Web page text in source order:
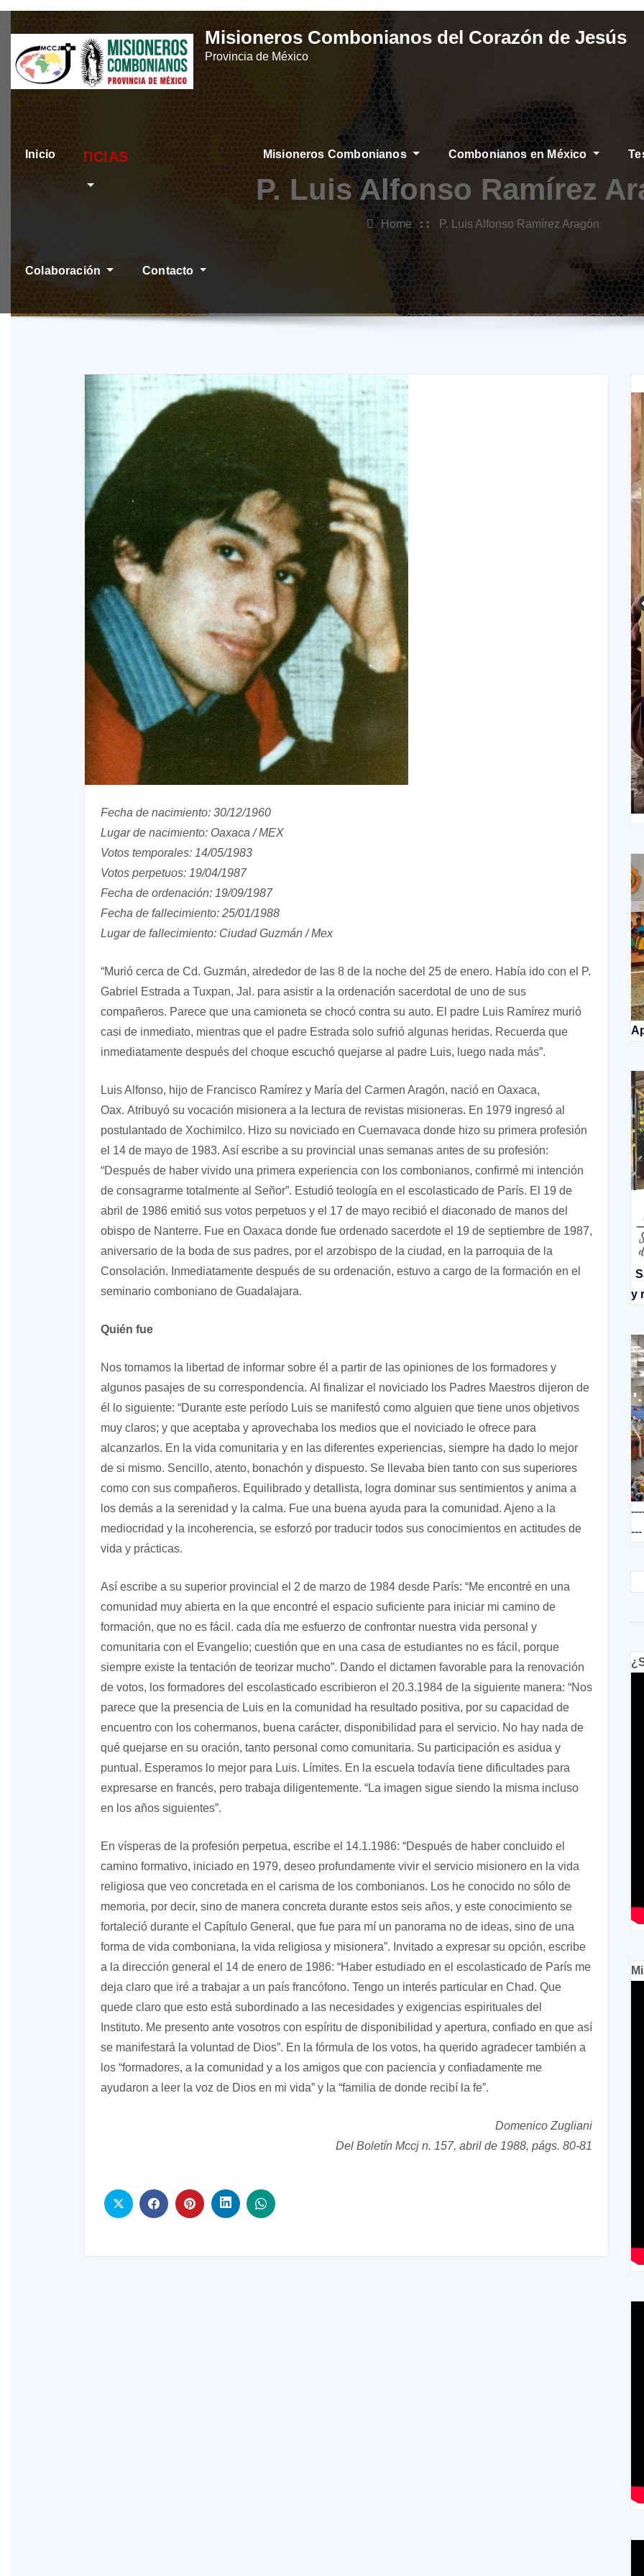
Skip
content
Misioneros Combonianos del Corazón de Jesús
Provincia de México
Inicio ÚLTIMAS NOTICIAS
Misioneros Combonianos Combonianos en México
Colaboración Contacto
P. Luis Alfonso Ramírez
Home P. Luis Alfonso Ramírez Aragón
Fecha de nacimiento: 30/12/1960
Lugar de nacimiento: Oaxaca / MEX
Votos temporales: 14/05/1983
Votos perpetuos: 19/04/1987
Fecha de ordenación: 19/09/1987
Fecha de fallecimiento: 25/01/1988
Lugar de fallecimiento: Ciudad Guzmán / Mex
“Murió cerca de Cd. Guzmán, alrededor de las 8 de la noche del 25 de enero. Había ido con el P.
Gabriel Estrada a Tuxpan, Jal. para asistir a la ordenación sacerdotal de uno de sus
compañeros. Parece que una camioneta se chocó contra su auto. El padre Luis Ramírez murió
casi de inmediato, mientras que el padre Estrada solo sufrió algunas heridas. Recuerda que
inmediatamente después del choque escuchó quejarse al padre Luis, luego nada más”.
Luis Alfonso, hijo de Francisco Ramírez y María del Carmen Aragón, nació en Oaxaca,
Oax. Atribuyó su vocación misionera a la lectura de revistas misioneras. En 1979 ingresó al
postulantado de Xochimilco. Hizo su noviciado en Cuernavaca donde hizo su primera profesión
el 14 de mayo de 1983. Así escribe a su provincial unas semanas antes de su profesión:
“Después de haber vivido una primera experiencia con los combonianos, confirmé mi intención
de consagrarme totalmente al Señor”. Estudió teología en el escolasticado de París. El 19 de
abril de 1986 emitió sus votos perpetuos y el 17 de mayo recibió el diaconado de manos del
obispo de Nanterre. Fue en Oaxaca donde fue ordenado sacerdote el 19 de septiembre de 1987,
aniversario de la boda de sus padres, por el arzobispo de la ciudad, en la parroquia de la
Consolación. Inmediatamente después de su ordenación, estuvo a cargo de la formación en el
seminario comboniano de Guadalajara.
Quién fue
Nos tomamos la libertad de informar sobre él a partir de las opiniones de los formadores y
algunos pasajes de su correspondencia. Al finalizar el noviciado los Padres Maestros dijeron de
él lo siguiente: “Durante este período Luis se manifestó como alguien que tiene unos objetivos
muy claros; y que aceptaba y aprovechaba los medios que el noviciado le ofrece para
alcanzarlos. En la vida comunitaria y en las diferentes experiencias, siempre ha dado lo mejor
de si mismo. Sencillo, atento, bonachón y dispuesto. Se llevaba bien tanto con sus superiores
como con sus compañeros. Equilibrado y detallista, logra dominar sus sentimientos y anima a
los demás a la serenidad y la calma. Fue una buena ayuda para la comunidad. Ajeno a la
mediocridad y la incoherencia, se esforzó por traducir todos sus conocimientos en actitudes de
vida y prácticas.
Así escribe a su superior provincial el 2 de marzo de 1984 desde París: “Me encontré en una
comunidad muy abierta en la que encontré el espacio suficiente para iniciar mi camino de
formación, que no es fácil. cada día me esfuerzo de confrontar nuestra vida personal y
comunitaria con el Evangelio; cuestión que en una casa de estudiantes no es fácil, porque
siempre existe la tentación de teorizar mucho”. Dando el dictamen favorable para la renovación
de votos, los formadores del escolasticado escribieron el 20.3.1984 de la siguiente manera: “Nos
parece que la presencia de Luis en la comunidad ha resultado positiva, por su capacidad de
encuentro con los cohermanos, buena carácter, disponibilidad para el servicio. No hay nada de
qué quejarse en su oración, tanto personal como comunitaria. Su participación es asidua y
puntual. Esperamos lo mejor para Luis. Límites. En la escuela todavía tiene dificultades para
expresarse en francés, pero trabaja diligentemente. “La imagen sigue siendo la misma incluso
en los años siguientes”.
En vísperas de la profesión perpetua, escribe el 14.1.1986: “Después de haber concluido el
camino formativo, iniciado en 1979, deseo profundamente vivir el servicio misionero en la vida
religiosa que veo concretada en el carisma de los combonianos. Los he conocido no sólo de
memoria, por decir, sino de manera concreta durante estos seis años, y este conocimiento se
fortaleció durante el Capítulo General, que fue para mí un panorama no de ideas, sino de una
forma de vida comboniana, la vida religiosa y misionera”. Invitado a expresar su opción, escribe
a la dirección general el 14 de enero de 1986: “Haber estudiado en el escolasticado de París me
deja claro que iré a trabajar a un país francófono. Tengo un interés particular en Chad. Que
quede claro que esto está subordinado a las necesidades y exigencias espirituales del
Instituto. Me presento ante vosotros con espíritu de disponibilidad y apertura, confiado en que así
se manifestará la voluntad de Dios”. En la fórmula de los votos, ha querido agradecer también a
los “formadores, a la comunidad y a los amigos que con paciencia y confiadamente me
ayudaron a leer la voz de Dios en mi vida” y la “familia de donde recibí la fe”.
Domenico Zugliani
Del Boletín Mccj n. 157, abril de 1988, págs. 80-81
XV Domingo ordinario. Año A
y
---